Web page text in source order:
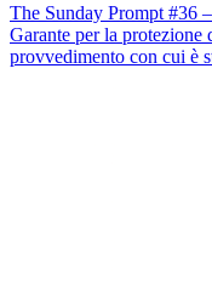
The Sunday Prompt #36
Garante per la protezione
provvedimento con cui è